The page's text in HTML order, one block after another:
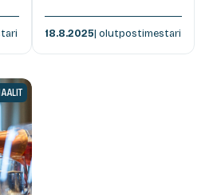
18.8.2025| olutpostimestari